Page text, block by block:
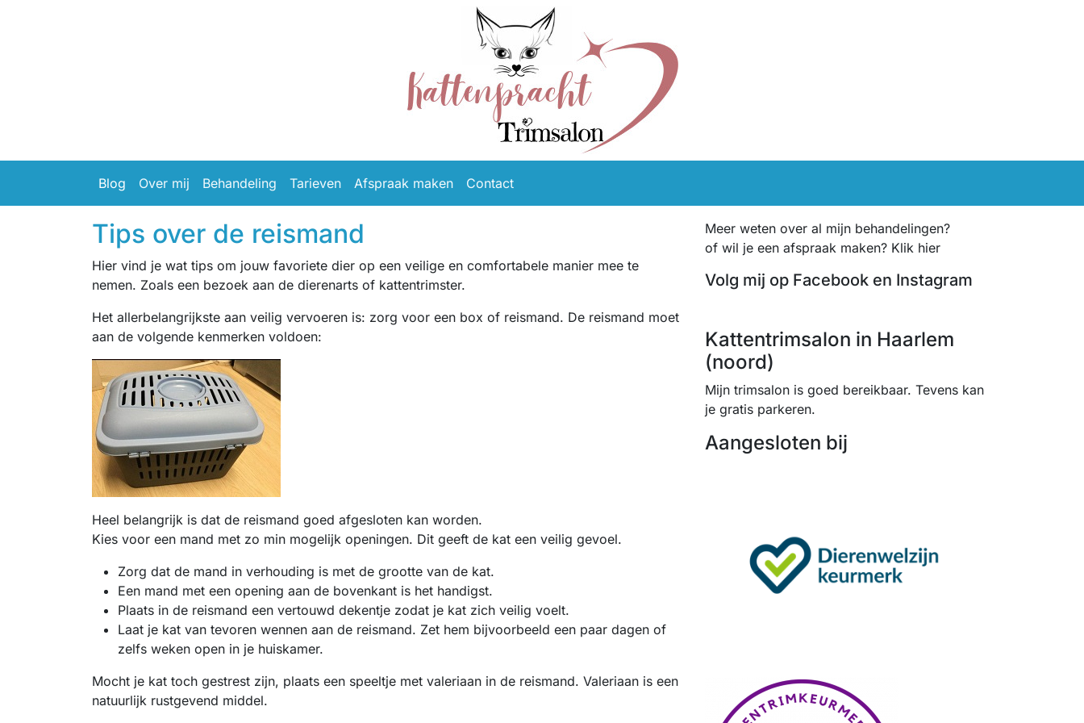
Blog Over mij Behandeling Tarieven Afspraak maken Contact
Tips over de reismand
Hier vind je wat tips om jouw favoriete dier op een veilige en comfortabele manier mee te
nemen. Zoals een bezoek aan de dierenarts of kattentrimster.
Het allerbelangrijkste aan veilig vervoeren is: zorg voor een box of reismand. De reismand moet
aan de volgende kenmerken voldoen:
Heel belangrijk is dat de reismand goed afgesloten kan worden.
Kies voor een mand met zo min mogelijk openingen. Dit geeft de kat een veilig gevoel.
Zorg dat de mand in verhouding is met de grootte van de kat.
Een mand met een opening aan de bovenkant is het handigst.
Plaats in de reismand een vertouwd dekentje zodat je kat zich veilig voelt.
Laat je kat van tevoren wennen aan de reismand. Zet hem bijvoorbeeld een paar dagen of
zelfs weken open in je huiskamer.
Mocht je kat toch gestrest zijn, plaats een speeltje met valeriaan in de reismand. Valeriaan is een
natuurlijk rustgevend middel.
Meer weten over al mijn behandelingen?
of wil je een afspraak maken? Klik hier
Volg mij op Facebook en Instagram
Kattentrimsalon in Haarlem
(noord)
Mijn trimsalon is goed bereikbaar. Tevens kan
je gratis parkeren.
Aangesloten bij